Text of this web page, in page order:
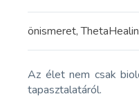
önismeret,
Az élet nem csak
tapasztalatáról.